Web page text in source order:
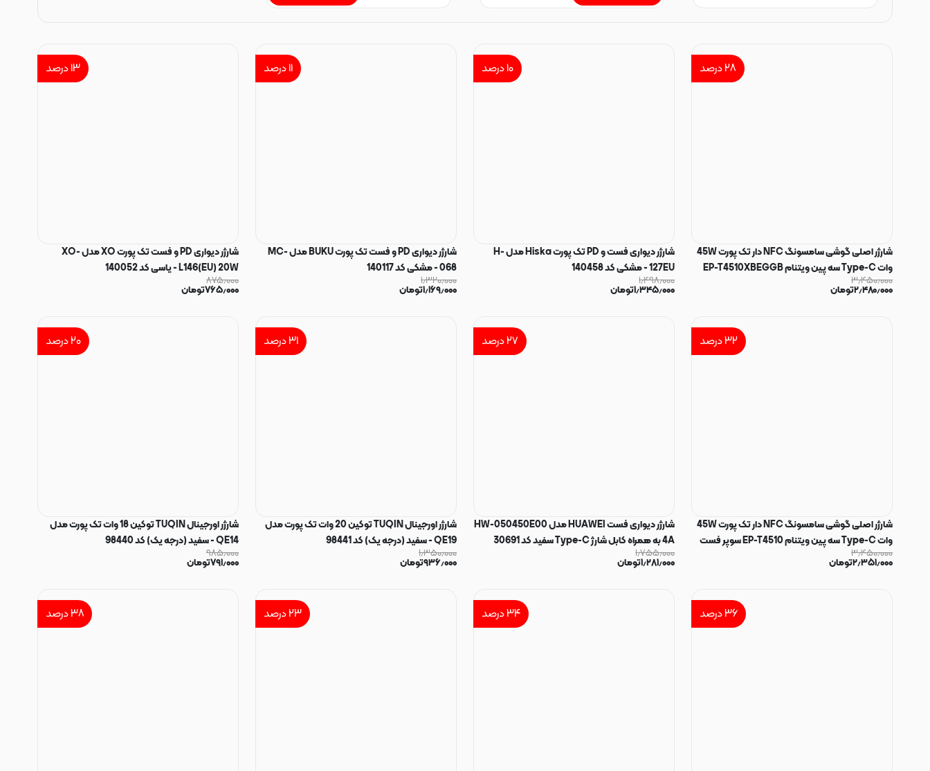
۲۸درصد
شارژر اصلی گوشی سامسونگ NFC دار تک پورت 45W
وات Type-C سه پین ویتنام EP-T4510XBEGGB
سوپر فست شارژ رنگ مشکی کد 180875
۳٫۴۵۰٫۰۰۰
۲٫۴۸۰٫۰۰۰تومان
۱۰درصد
شارژر دیواری فست و PD تک پورت Hiska مدل H-
127EU - مشکی کد 140458
۱٫۴۹۸٫۰۰۰
۱٫۳۴۵٫۰۰۰تومان
۱۱درصد
شارژر دیواری PD و فست تک پورت BUKU مدل MC-
068 - مشکی کد 140117
۱٫۳۲۰٫۰۰۰
۱٫۱۶۹٫۰۰۰تومان
۱۳درصد
شارژر دیواری PD و فست تک پورت XO مدل XO-
L146(EU) 20W - یاسی کد 140052
۸۷۵٫۰۰۰
۷۶۵٫۰۰۰تومان
۳۲درصد
شارژر اصلی گوشی سامسونگ NFC دار تک پورت 45W
وات Type-C سه پین ویتنام EP-T4510 سوپر فست
شارژ رنگ سفید کد 130934
۳٫۴۵۰٫۰۰۰
۲٫۳۵۱٫۰۰۰تومان
۲۷درصد
شارژر دیواری فست HUAWEI مدل HW-050450E00
4A به همراه کابل شارژ Type-C سفید کد 30691
۱٫۷۵۵٫۰۰۰
۱٫۲۸۱٫۰۰۰تومان
۳۱درصد
شارژر اورجینال TUQIN توکین 20 وات تک پورت مدل
QE19 - سفید (درجه یک) کد 98441
۱٫۳۵۰٫۰۰۰
۹۳۶٫۰۰۰تومان
۲۰درصد
شارژر اورجینال TUQIN توکین 18 وات تک پورت مدل
QE14 - سفید (درجه یک) کد 98440
۹۸۵٫۰۰۰
۷۹۱٫۰۰۰تومان
۳۶درصد ۳۴درصد ۲۳درصد ۳۸درصد